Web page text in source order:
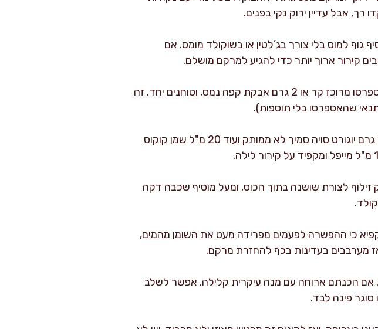
רך, אבל עדיין ירוק נקי בפנים.
למוס בלי צורך בג’לטין או בשוקולד מומס. אם
קירור ארוך יותר כדי להגיע למרקם מושלם.
וריאציה שאני מכין הרבה בבית היא מוס-אספרסו: מוסיפים 10 מ"ל אספרסו מרוכז קר או 2 גרם אבקת קפה נמס, וטוחנים יחד. זה
שהאספרסו בלי תוספות).
לגרסה טבעונית ללא קוקוס אפשר להחליף את קרם הקוקוס ב-250 גרם יוגורט סויה סמיך לא ממותק ועוד 20 מ"ל שמן קוקוס
לצורת שושנה בתוך הכוס, ומעל מוסיף שכבה דקה
אני לא ממליץ להקפיא כי ההפשרה לפעמים מפרידה מעט את השומן מהמים,
מערבבים בעדינות בכף להחזרת מרקם.
אם הכנתם ארוחה עם מנה עיקרית קלילה, אפשר לשלב
פינה לבד.